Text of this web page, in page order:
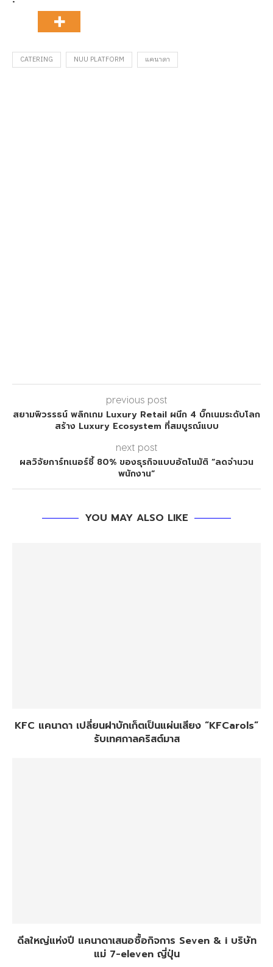
CATERING NUU PLATFORM แคนาดา
previous post
สยามพิวรรธน์ พลิกเกม Luxury Retail ผนึก 4 บิ๊กเนมระดับโลก
สร้าง Luxury Ecosystem ที่สมบูรณ์แบบ
next post
ผลวิจัยการ์ทเนอร์ชี้ 80% ของธุรกิจแบบอัตโนมัติ “ลดจำนวน
พนักงาน“
YOU MAY ALSO LIKE
KFC แคนาดา เปลี่ยนฝาบักเก็ตเป็นแผ่นเสียง “KFCarols”
รับเทศกาลคริสต์มาส
ดีลใหญ่แห่งปี แคนาดาเสนอซื้อกิจการ Seven & i บริษัท
แม่ 7-eleven ญี่ปุ่น